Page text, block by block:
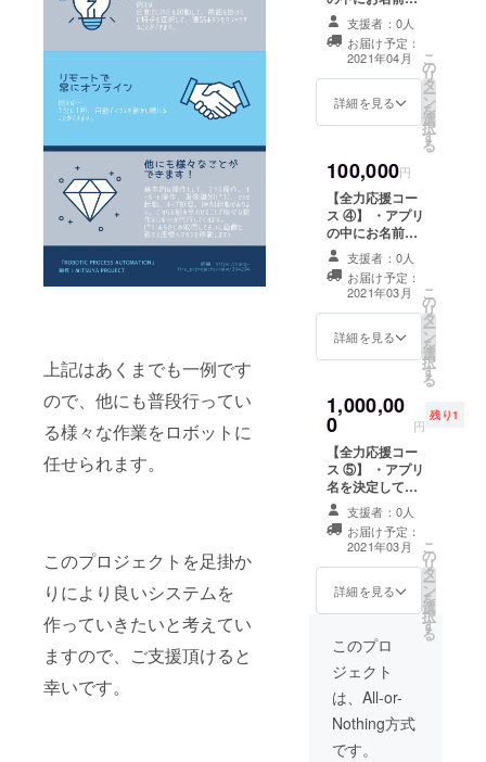
上記はあくまでも一例です
ので、他にも普段行ってい
る様々な作業をロボットに
任せられます。
このプロジェクトを足掛か
りにより良いシステムを
作っていきたいと考えてい
ますので、ご支援頂けると
幸いです。
載せさせていた
だきます ・公式
版アプリの完成
時に製品をお送
りします！（試
作版アプリはご
支援者：0人
お届け予定：
2021年04月
詳細を見る
こ
の
リ
タ
ー
ン
を
選
択
す
る
100,000円
【全力応援コー
ス ④】 ・アプリ
の中にお名前を
載せさせていた
だきます。 ・モ
ニターユーザー
となって誰より
も早くアプリを
お試しいただけ
欄にご希望のお
名前をご記入く
ださい。
支援者：0人
お届け予定：
2021年03月
詳細を見る
こ
の
リ
タ
ー
ン
を
選
択
す
る
1,000,00
0 円
残り1
【全力応援コー
ス ⑤】 ・アプリ
名を決定してい
ただけます。 ・
アプリにお名前
を載せさせてい
ただきます。 ・
モニターユー
ザーとなって誰
だけます！ ※こ
をご希望の方は
備考欄にご希望
のお名前をご記
入ください。
支援者：0人
お届け予定：
2021年03月
詳細を見る
こ
の
リ
タ
ー
ン
を
選
択
す
る
このプロ
ジェクト
は、All-or-
Nothing方式
です。